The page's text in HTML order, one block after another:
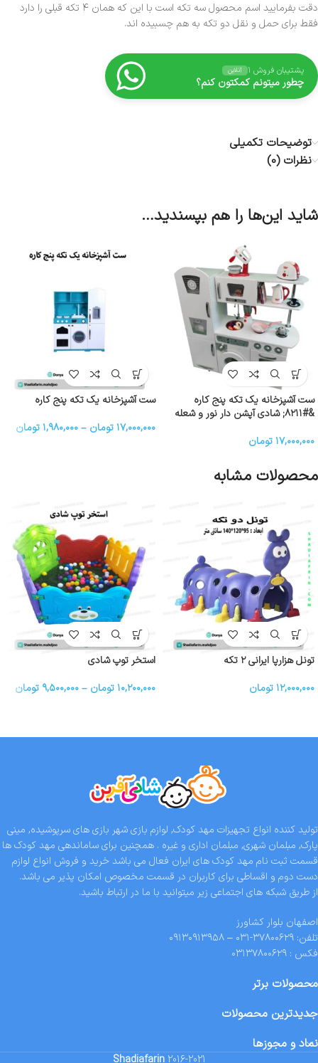
دقت بفرمایید اسم محصول سه تکه است با این که همان ۴ تکه قبلی را دارد
فقط برای حمل و نقل دو تکه به هم چسبیده اند.
پشتیبان فروش ۱ آنلاین
چطور میتونم کمکتون کنم؟
توضیحات تکمیلی
نظرات (0)
شاید این‌ها را هم بپسندید…
ست آشپزخانه یک تکه پنج کاره
&#۸۲۱۱; شادی آپشن دار نور و شعله
۱۷,۰۰۰,۰۰۰ تومان
ست آشپزخانه یک تکه پنج کاره
۱۷,۰۰۰,۰۰۰ تومان –۱,۹۸۰,۰۰۰ تومان
محصولات مشابه
تونل هزارپا ایرانی ۲ تکه
۱۲,۰۰۰,۰۰۰ تومان
استخر توپ شادی
۱۰,۲۰۰,۰۰۰ تومان –۹,۵۰۰,۰۰۰ تومان
تولید کننده انواع تجهیزات مهد کودک, لوازم بازی شهر بازی های سرپوشیده, مینی
پارک, مبلمان شهری, مبلمان اداری و غیره . همچنین برای ساماندهی مهد کودک ها
قسمت ثبت نام مهد کودک های ایران فعال می باشد خرید و فروش انواع لوازم
دست دوم و اقساطی برای کاربران در قسمت مخصوص امکان پذیر می باشد.
از طریق شبکه های اجتماعی زیر میتوانید با ما در ارتباط باشید.
اصفهان بلوار کشاورز
تلفن: ۳۷۸۰۰۶۲۹-۰۳۱ – ۰۹۱۳۰۹۱۳۹۵۸
فکس : ۰۳۱۳۷۸۰۰۶۲۹
محصولات برتر
جدیدترین محصولات
نماد و مجوزها
Shadiafarin 2016-2021